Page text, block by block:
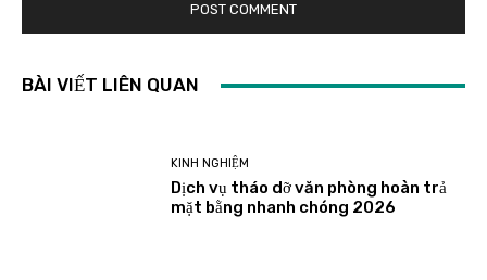
BÀI VIẾT LIÊN QUAN
KINH NGHIỆM
Dịch vụ tháo dỡ văn phòng hoàn trả
mặt bằng nhanh chóng 2026